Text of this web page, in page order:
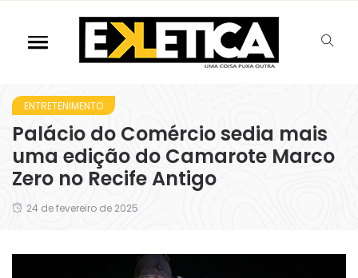
ENTRETENIMENTO
Palácio do Comércio sedia mais
uma edição do Camarote Marco
Zero no Recife Antigo
24 de fevereiro de 2025